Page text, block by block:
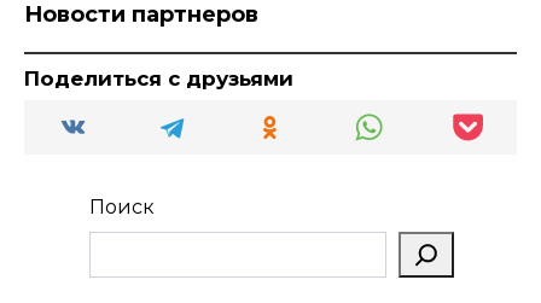
Новости партнеров
Поделиться с друзьями
Поиск